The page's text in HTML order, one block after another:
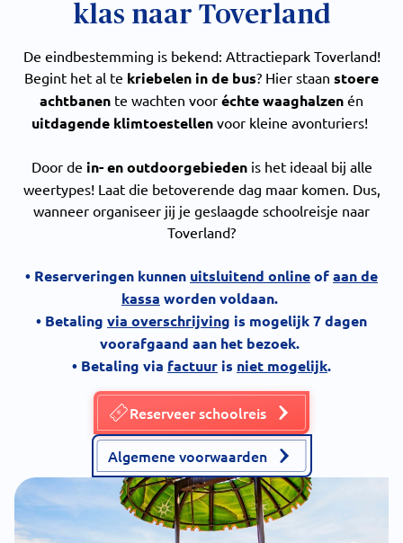
klas naar Toverland
De eindbestemming is bekend: Attractiepark Toverland!
Begint het al te kriebelen in de bus? Hier staan stoere
achtbanen te wachten voor échte waaghalzen én
uitdagende klimtoestellen voor kleine avonturiers!
Door de in- en outdoorgebiedenis het ideaal bij alle
weertypes! Laat die betoverende dag maar komen. Dus,
wanneer organiseer jij je geslaagde schoolreisje naar
Toverland?
• Reserveringen kunnen uitsluitend onlineofaan de
kassa worden voldaan.
• Betaling via overschrijving is mogelijk 7 dagen
voorafgaand aan het bezoek.
• Betaling via factuur is niet mogelijk.
Reserveer schoolreis
Algemene voorwaarden